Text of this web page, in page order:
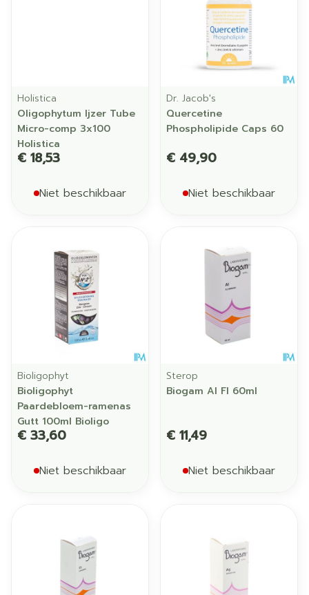
Holistica
Oligophytum Ijzer Tube
Micro-comp 3x100
Holistica
€ 18,53
Niet beschikbaar
Dr. Jacob's
Quercetine
Phospholipide Caps 60
€ 49,90
Niet beschikbaar
Bioligophyt
Bioligophyt
Paardebloem-ramenas
Gutt 100ml Bioligo
€ 33,60
Niet beschikbaar
Sterop
Biogam Al Fl 60ml
€ 11,49
Niet beschikbaar